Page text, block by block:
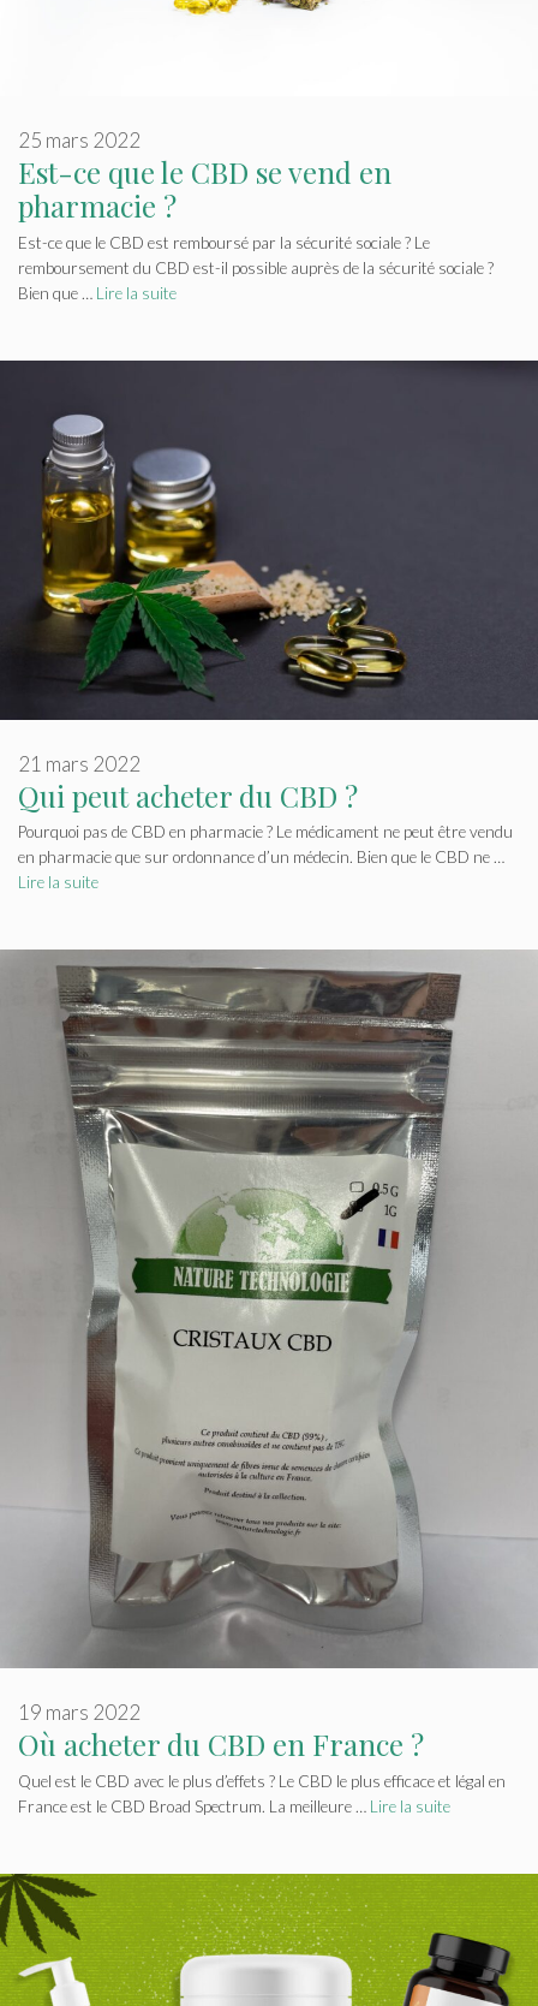
Est-ce que le CBD se vend en
pharmacie ?
25 mars 2022
Est-ce que le CBD est remboursé par la sécurité sociale ? Le
remboursement du CBD est-il possible auprès de la sécurité sociale ?
Bien que … Lire la suite
Qui peut acheter du CBD ?
21 mars 2022
Pourquoi pas de CBD en pharmacie ? Le médicament ne peut être vendu
en pharmacie que sur ordonnance d’un médecin. Bien que le CBD ne …
Lire la suite
Où acheter du CBD en France ?
19 mars 2022
Quel est le CBD avec le plus d’effets ? Le CBD le plus efficace et légal en
France est le CBD Broad Spectrum. La meilleure … Lire la suite